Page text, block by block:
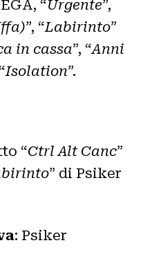
“Urgente”,
”, “Labirinto”
in cassa”, “Anni
Isolation”.
“Ctrl Alt Canc”
” di Psiker
: Psiker